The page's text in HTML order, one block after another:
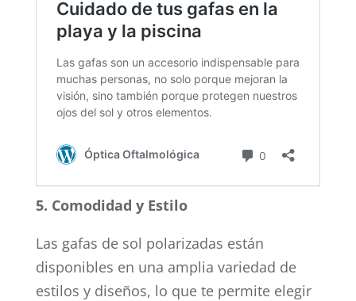
5. Comodidad y Estilo
Las gafas de sol polarizadas están
disponibles en una amplia variedad de
estilos y diseños, lo que te permite elegir